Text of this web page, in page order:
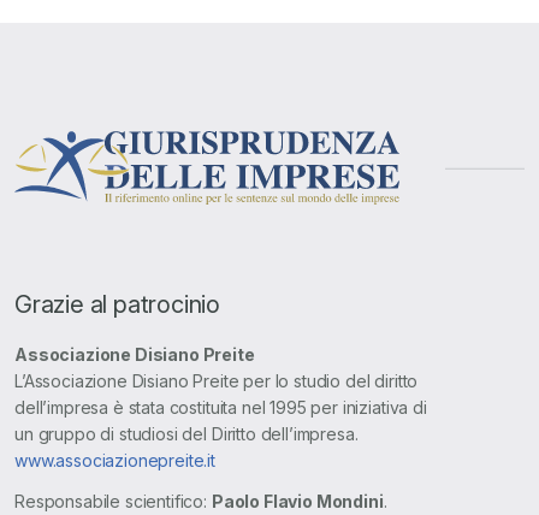
Grazie al patrocinio
Associazione Disiano Preite
L’Associazione Disiano Preite per lo studio del diritto
dell’impresa è stata costituita nel 1995 per iniziativa di
un gruppo di studiosi del Diritto dell’impresa.
www.associazionepreite.it
Responsabile scientifico: Paolo Flavio Mondini.